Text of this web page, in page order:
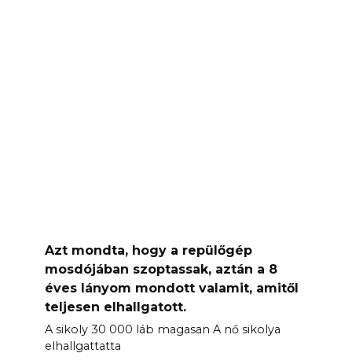
Azt mondta, hogy a repülőgép
mosdójában szoptassak, aztán a 8
éves lányom mondott valamit, amitől
teljesen elhallgatott.
A sikoly 30 000 láb magasan A nő sikolya
elhallgattatta